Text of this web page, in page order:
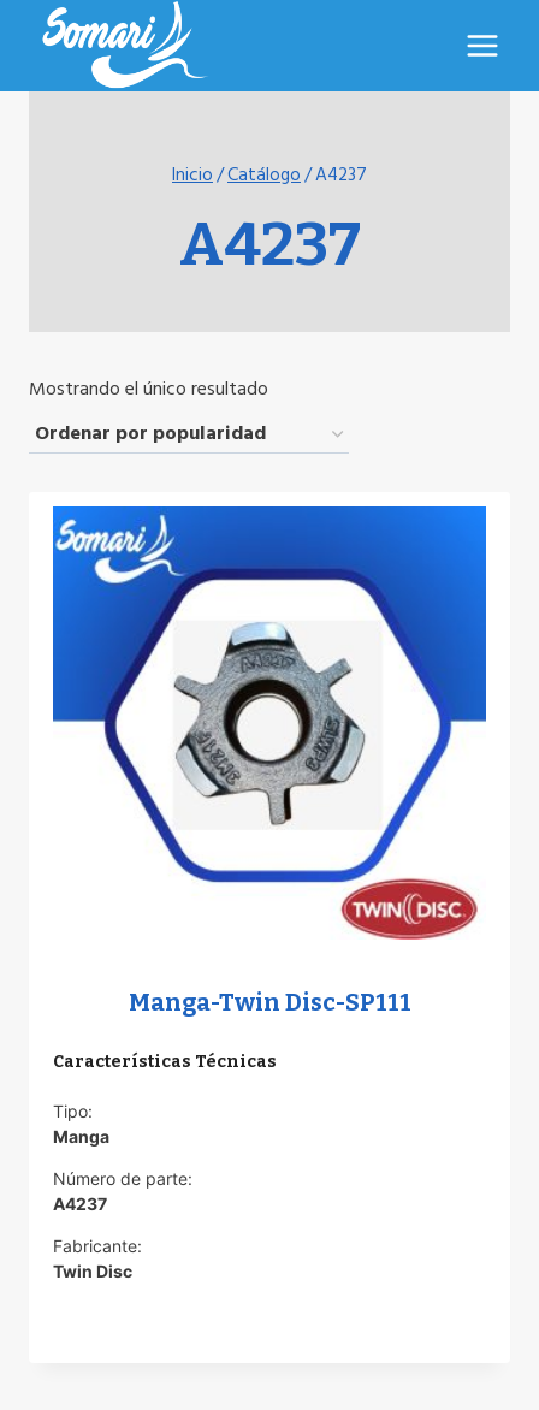
Saltar
contenido
Inicio/Catálogo/A4237
A4237
Mostrando el único resultado
Manga-Twin Disc-SP111
Características Técnicas
Tipo:
Manga
Número de parte:
A4237
Fabricante:
Twin Disc